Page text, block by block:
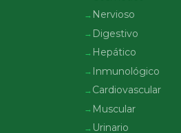
Nervioso
Digestivo
Hepático
Inmunológico
Cardiovascular
Muscular
Urinario